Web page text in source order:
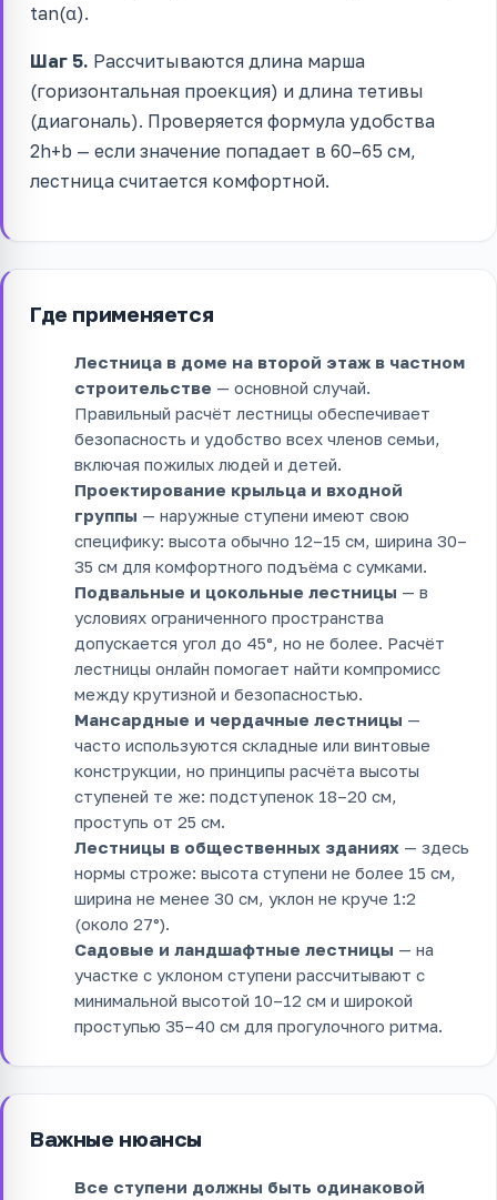
tan(α).
Шаг 5. Рассчитываются длина марша
(горизонтальная проекция) и длина тетивы
(диагональ). Проверяется формула удобства
2h+b — если значение попадает в 60–65 см,
лестница считается комфортной.
Где применяется
Лестница в доме на второй этаж в частном
строительстве — основной случай.
Правильный расчёт лестницы обеспечивает
безопасность и удобство всех членов семьи,
включая пожилых людей и детей.
Проектирование крыльца и входной
группы — наружные ступени имеют свою
специфику: высота обычно 12–15 см, ширина 30–
35 см для комфортного подъёма с сумками.
Подвальные и цокольные лестницы — в
условиях ограниченного пространства
допускается угол до 45°, но не более. Расчёт
лестницы онлайн помогает найти компромисс
между крутизной и безопасностью.
Мансардные и чердачные лестницы —
часто используются складные или винтовые
конструкции, но принципы расчёта высоты
ступеней те же: подступенок 18–20 см,
проступь от 25 см.
Лестницы в общественных зданиях — здесь
нормы строже: высота ступени не более 15 см,
ширина не менее 30 см, уклон не круче 1:2
(около 27°).
Садовые и ландшафтные лестницы — на
участке с уклоном ступени рассчитывают с
минимальной высотой 10–12 см и широкой
проступью 35–40 см для прогулочного ритма.
Важные нюансы
Все ступени должны быть одинаковой